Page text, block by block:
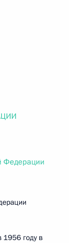
Федерации
1956 году в